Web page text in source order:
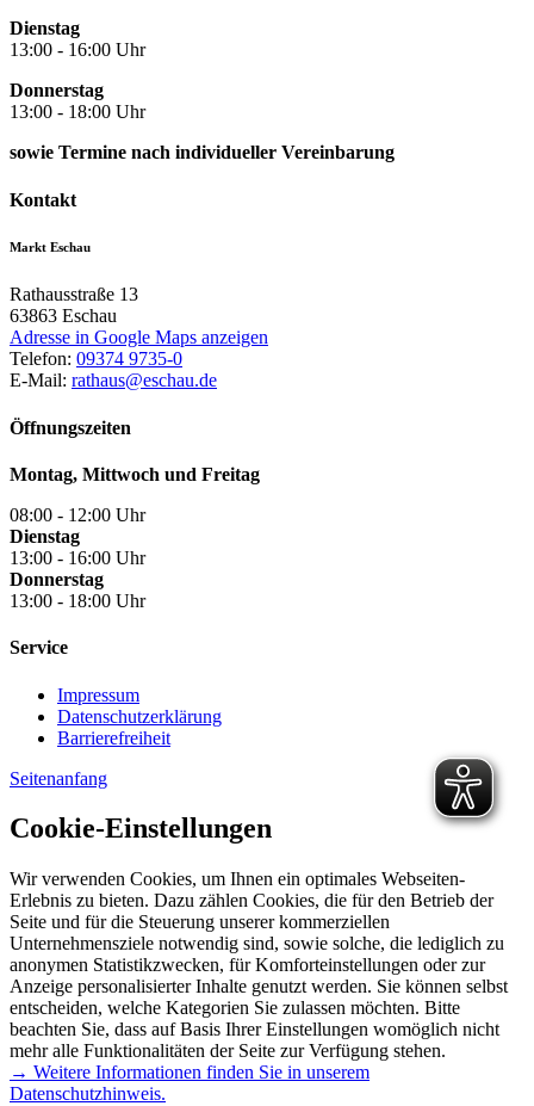
Dienstag
13:00 - 16:00 Uhr
Donnerstag
13:00 - 18:00 Uhr
sowie Termine nach individueller Vereinbarung
Kontakt
Markt Eschau
Rathausstraße 13
63863 Eschau
Adresse in Google Maps anzeigen
Telefon: 09374 9735-0
E-Mail: rathaus@eschau.de
Öffnungszeiten
Montag, Mittwoch und Freitag
08:00 - 12:00 Uhr
Dienstag
13:00 - 16:00 Uhr
Donnerstag
13:00 - 18:00 Uhr
Service
Impressum
Datenschutzerklärung
Barrierefreiheit
Seitenanfang
Cookie-Einstellungen
Wir verwenden Cookies, um Ihnen ein optimales Webseiten-
Erlebnis zu bieten. Dazu zählen Cookies, die für den Betrieb der
Seite und für die Steuerung unserer kommerziellen
Unternehmensziele notwendig sind, sowie solche, die lediglich zu
anonymen Statistikzwecken, für Komforteinstellungen oder zur
Anzeige personalisierter Inhalte genutzt werden. Sie können selbst
entscheiden, welche Kategorien Sie zulassen möchten. Bitte
beachten Sie, dass auf Basis Ihrer Einstellungen womöglich nicht
mehr alle Funktionalitäten der Seite zur Verfügung stehen.
→ Weitere Informationen finden Sie in unserem
Datenschutzhinweis.